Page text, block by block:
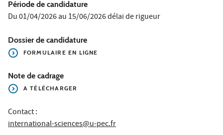
Période de candidature
Du 01/04/2026 au 15/06/2026 délai de rigueur
Dossier de candidature
FORMULAIRE EN LIGNE
Note de cadrage
A TÉLÉCHARGER
Contact :
international-sciences@u-pec.fr